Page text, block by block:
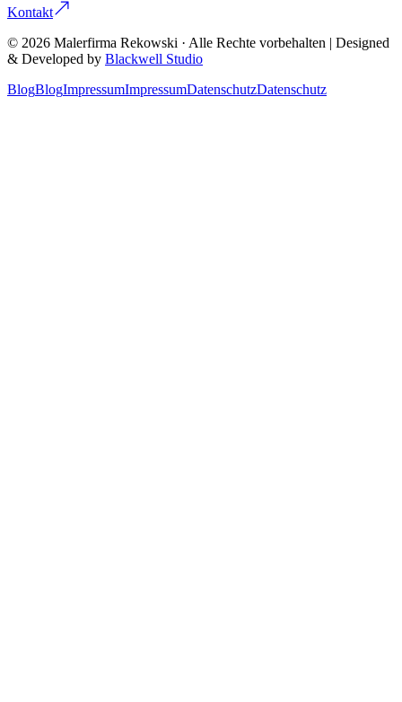
Kontakt
© 2026 Malerfirma Rekowski · Alle Rechte vorbehalten | Designed
& Developed by Blackwell Studio
BlogBlogImpressumImpressumDatenschutzDatenschutz